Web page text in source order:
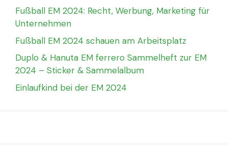
Fußball EM 2024: Recht, Werbung, Marketing für
Unternehmen
Fußball EM 2024 schauen am Arbeitsplatz
Duplo & Hanuta EM ferrero Sammelheft zur EM
2024 – Sticker & Sammelalbum
Einlaufkind bei der EM 2024